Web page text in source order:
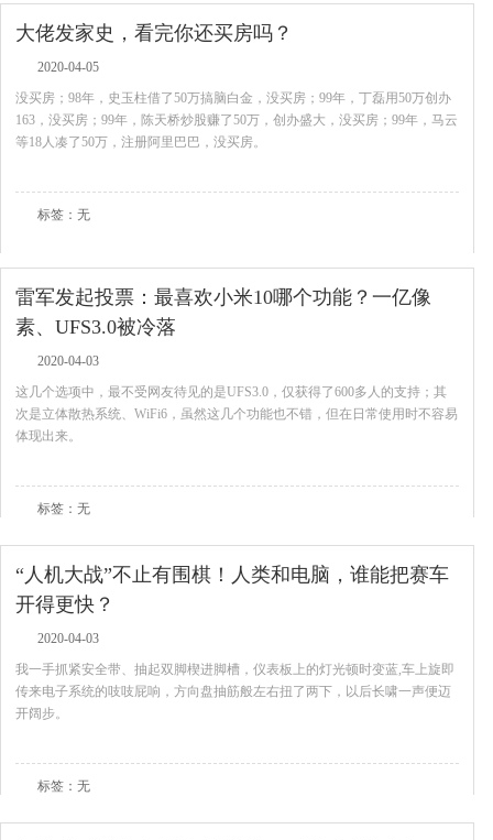
大佬发家史，看完你还买房吗？
2020-04-05
没买房；98年，史玉柱借了50万搞脑白金，没买房；99年，丁磊用50万创办
163，没买房；99年，陈天桥炒股赚了50万，创办盛大，没买房；99年，马云
等18人凑了50万，注册阿里巴巴，没买房。
标签：无
雷军发起投票：最喜欢小米10哪个功能？一亿像
素、UFS3.0被冷落
2020-04-03
这几个选项中，最不受网友待见的是UFS3.0，仅获得了600多人的支持；其
次是立体散热系统、WiFi6，虽然这几个功能也不错，但在日常使用时不容易
体现出来。
标签：无
“人机大战”不止有围棋！人类和电脑，谁能把赛车
开得更快？
2020-04-03
我一手抓紧安全带、抽起双脚楔进脚槽，仪表板上的灯光顿时变蓝,车上旋即
传来电子系统的吱吱屁响，方向盘抽筋般左右扭了两下，以后长啸一声便迈
开阔步。
标签：无